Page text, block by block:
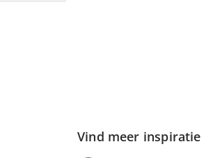
Vind meer inspiratie